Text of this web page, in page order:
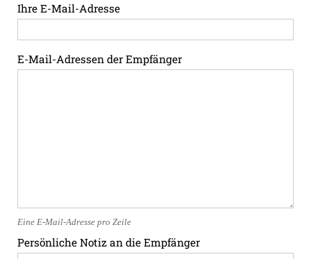
Ihre E-Mail-Adresse
E-Mail-Adressen der Empfänger
Eine E-Mail-Adresse pro Zeile
Persönliche Notiz an die Empfänger